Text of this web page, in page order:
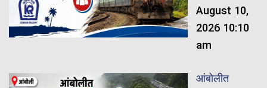
August 10,
2026 10:10
am
आंबोलीत